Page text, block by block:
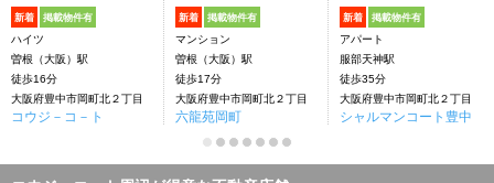
新着 掲載物件有
ハイツ
曽根（大阪）駅
徒歩16分
大阪府豊中市岡町北２丁目
コウジ－コ－ト
新着 掲載物件有
マンション
曽根（大阪）駅
徒歩17分
大阪府豊中市岡町北２丁目
六龍苑岡町
新着 掲載物件有
アパート
服部天神駅
徒歩35分
大阪府豊中市岡町北２丁目
シャルマンコート豊中